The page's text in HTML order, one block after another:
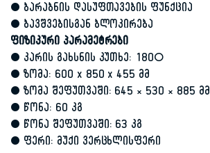
• ბარაბნის დასუფთავების ფუნქცია
• ბავშვებისგან ბლოკირება
ფიზიკური პარამეტრები
• კარის გახსნის კუთხე: 180°
• ზომა: 600 x 850 x 455 მმ
• ზომა შეფუთვაში: 645 × 530 × 885 მმ
• წონა: 60 კგ
• წონა შეფუთვაში: 63 კგ
• ფერი: მუქი ვერცხლისფერი